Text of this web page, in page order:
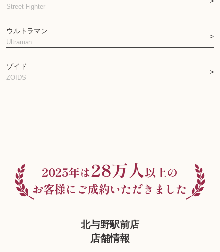
Street Fighter
ウルトラマン
Ultraman
ゾイド
ZOIDS
北与野駅前店
店舗情報